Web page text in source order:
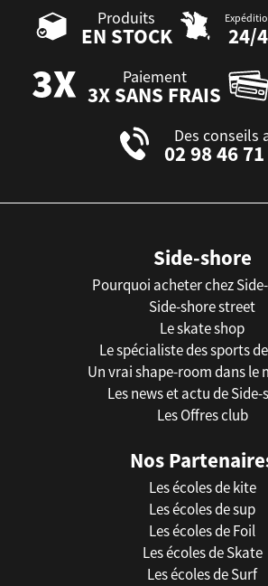
Produits
EN STOCK 24/
Paiement
3X SANS FRAIS
Des conseils
02 98 46
Side-shore
Pourquoi acheter chez
Side-shore street
Le skate shop
Le spécialiste des sports
Un vrai shape-room dans le
Les news et actu de Side-
Les Offres club
Nos
Les écoles de kite
Les écoles de sup
Les écoles de Foil
Les écoles de Skate
Les écoles de Surf